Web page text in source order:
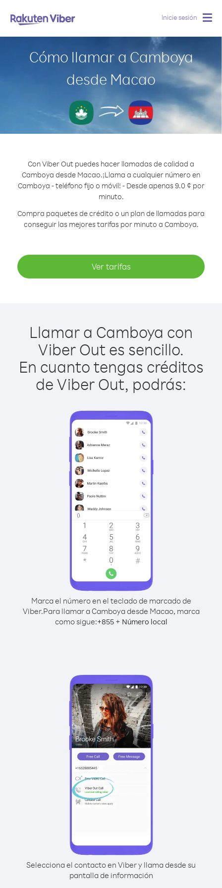
Inicie sesión
Cómo llamar a Camboya
desde Macao
Con Viber Out puedes hacer llamadas de calidad a
Camboya desde Macao.¡Llama a cualquier número en
Camboya - teléfono fijo o móvil! - Desde apenas 9.0 ¢ por
minuto.
Compra paquetes de crédito o un plan de llamadas para
conseguir las mejores tarifas por minuto a Camboya.
Ver tarifas
Llamar a Camboya con
Viber Out es sencillo.
En cuanto tengas créditos
de Viber Out, podrás:
Marca el número en el teclado de marcado de
Viber.Para llamar a Camboya desde Macao, marca
como sigue:+855+ Número local
Selecciona el contacto en Viber y llama desde su
pantalla de información